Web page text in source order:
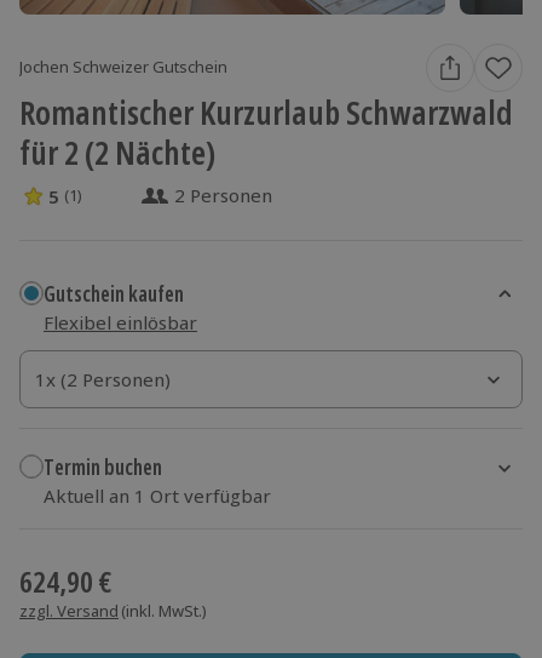
Jochen Schweizer Gutschein
Romantischer Kurzurlaub Schwarzwald
für 2 (2 Nächte)
5 Sterne von 5 aus 1 Bewertungen
5 (1) 2 Personen
Gutschein kaufen
Flexibel einlösbar
1x (2 Personen)
1x (2 Personen)
1x (2 Personen)
Termin buchen
Aktuell an 1 Ort verfügbar
624,90 €
zzgl. Versand (inkl. MwSt.)